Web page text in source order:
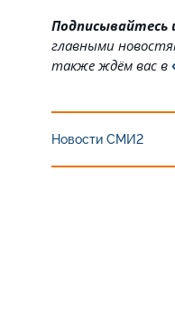
Подписывайтесь
главными
также ждём вас в
Новости СМИ2